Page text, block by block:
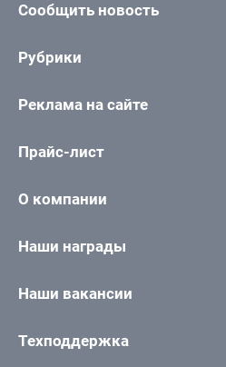
Сообщить новость
Рубрики
Реклама на сайте
Прайс-лист
О компании
Наши награды
Наши вакансии
Техподдержка